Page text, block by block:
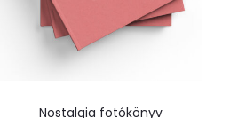
Nostalgia fotókönyv